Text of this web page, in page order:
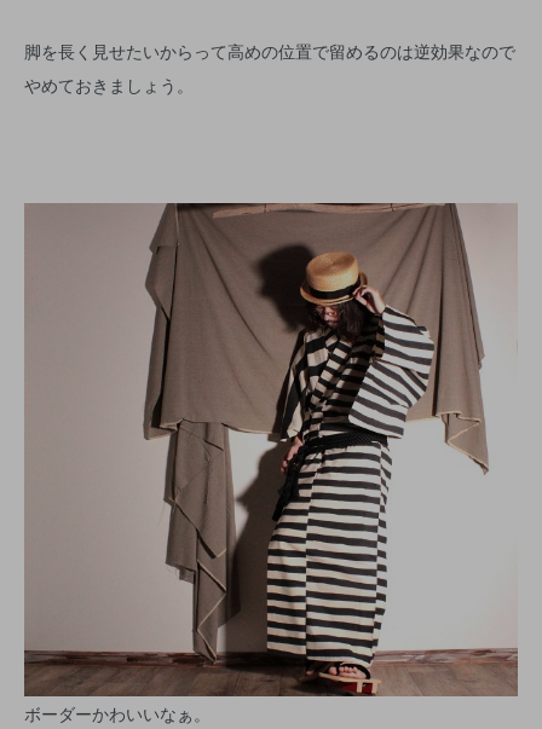
脚を長く見せたいからって高めの位置で留めるのは逆効果なので
やめておきましょう。
ボーダーかわいいなぁ。